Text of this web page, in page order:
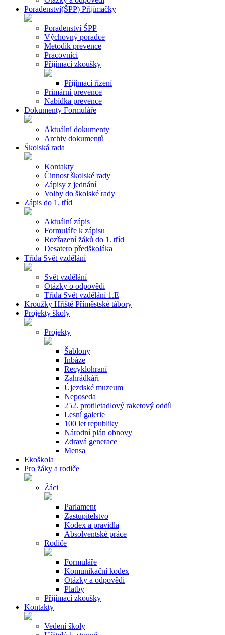
Poradenství(ŠPP) Přijímačky
Poradenství ŚPP
Výchovný poradce
Metodik prevence
Pracovníci
Přijímací zkoušky
Přijímací řízení
Primární prevence
Nabídka prevence
Dokumenty Formuláře
Aktuální dokumenty
Archiv dokumentů
Školská rada
Kontakty
Činnost školské rady
Zápisy z jednání
Volby do školské rady
Zápis do 1. tříd
Aktuální zápis
Formuláře k zápisu
Rozřazení žáků do 1. tříd
Desatero předškoláka
Třída Svět vzdělání
Svět vzdělání
Otázky o odpovědi
Třída Svět vzdělání 1.E
Kroužky Hřiště Příměstské tábory
Projekty školy
Projekty
Šablony
Inbáze
Recyklohraní
Zahrádkáři
Újezdské muzeum
Neposeda
252. protiletadlový raketový oddíl
Lesní galerie
100 let republiky
Národní plán obnovy
Zdravá generace
Mensa
Ekoškola
Pro žáky a rodiče
Žáci
Parlament
Zastupitelstvo
Kodex a pravidla
Absolventské práce
Rodiče
Formuláře
Komunikační kodex
Otázky a odpovědi
Platby
Přijímací zkoušky
Kontakty
Vedení školy